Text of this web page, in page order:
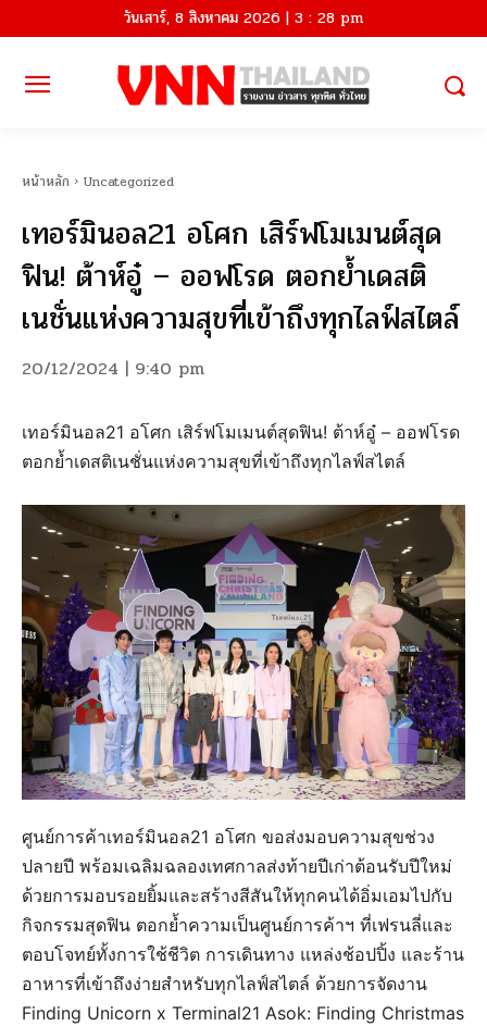
วันเสาร์, 8 สิงหาคม 2026 | 3 : 28 pm
หน้าหลัก Uncategorized
เทอร์มินอล21 อโศก เสิร์ฟโมเมนต์สุด
ฟิน! ต้าห์อู๋ – ออฟโรด ตอกย้ำเดสติ
เนชั่นแห่งความสุขที่เข้าถึงทุกไลฟ์สไตล์
20/12/2024 | 9:40 pm
เทอร์มินอล21 อโศก เสิร์ฟโมเมนต์สุดฟิน! ต้าห์อู๋ – ออฟโรด
ตอกย้ำเดสติเนชั่นแห่งความสุขที่เข้าถึงทุกไลฟ์สไตล์
ศูนย์การค้าเทอร์มินอล21 อโศก ขอส่งมอบความสุขช่วง
ปลายปี พร้อมเฉลิมฉลองเทศกาลส่งท้ายปีเก่าต้อนรับปีใหม่
ด้วยการมอบรอยยิ้มและสร้างสีสันให้ทุกคนได้อิ่มเอมไปกับ
กิจกรรมสุดฟิน ตอกย้ำความเป็นศูนย์การค้าฯ ที่เฟรนลี่และ
ตอบโจทย์ทั้งการใช้ชีวิต การเดินทาง แหล่งช้อปปิ้ง และร้าน
อาหารที่เข้าถึงง่ายสำหรับทุกไลฟ์สไตล์ ด้วยการจัดงาน
Finding Unicorn x Terminal21 Asok: Finding Christmas